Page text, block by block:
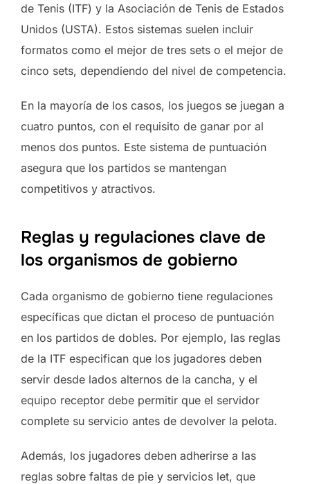
de Tenis (ITF) y la Asociación de Tenis de Estados
Unidos (USTA). Estos sistemas suelen incluir
formatos como el mejor de tres sets o el mejor de
cinco sets, dependiendo del nivel de competencia.
En la mayoría de los casos, los juegos se juegan a
cuatro puntos, con el requisito de ganar por al
menos dos puntos. Este sistema de puntuación
asegura que los partidos se mantengan
competitivos y atractivos.
Reglas y regulaciones clave de
los organismos de gobierno
Cada organismo de gobierno tiene regulaciones
específicas que dictan el proceso de puntuación
en los partidos de dobles. Por ejemplo, las reglas
de la ITF especifican que los jugadores deben
servir desde lados alternos de la cancha, y el
equipo receptor debe permitir que el servidor
complete su servicio antes de devolver la pelota.
Además, los jugadores deben adherirse a las
reglas sobre faltas de pie y servicios let, que